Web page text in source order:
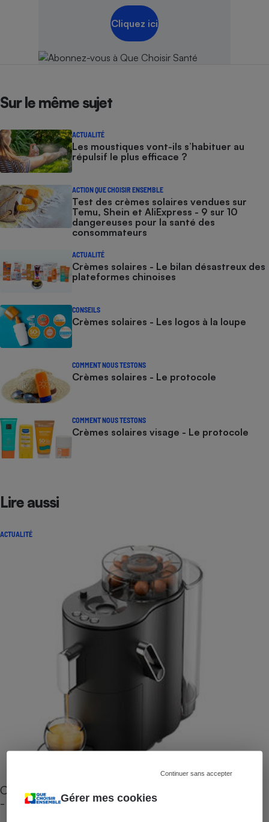
Gérer mes cookies
Continuer sans accepter
Cliquez ici
Sur le même sujet
ACTUALITÉ
Les moustiques vont-ils s’habituer au
répulsif le plus efficace ?
ACTION QUE CHOISIR ENSEMBLE
Test des crèmes solaires vendues sur
Temu, Shein et AliExpress - 9 sur 10
dangereuses pour la santé des
consommateurs
ACTUALITÉ
Crèmes solaires - Le bilan désastreux des
plateformes chinoises
CONSEILS
Crèmes solaires - Les logos à la loupe
COMMENT NOUS TESTONS
Crèmes solaires - Le protocole
COMMENT NOUS TESTONS
Crèmes solaires visage - Le protocole
Lire aussi
ACTUALITÉ
Cafetière à capsules zéro déchet CoffeeB (vidéo)
- Premières impressions